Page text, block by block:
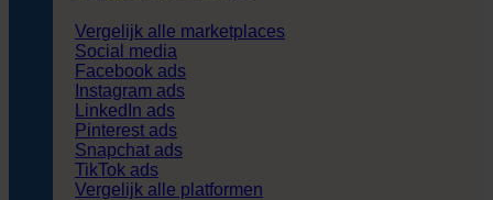
Vergelijk alle marketplaces
Social media
Facebook ads
Instagram ads
LinkedIn ads
Pinterest ads
Snapchat ads
TikTok ads
Vergelijk alle platformen